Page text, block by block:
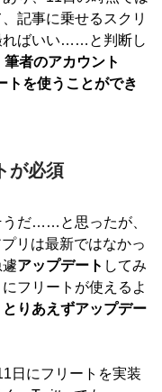
記事に乗せるスクリ
ればいい……と判断し
筆者のアカウント
トを使うことができ
が必須
だ……と思ったが、
リは最新ではなかっ
アップデート してみ
フリートが使えるよ
とりあえずアップデー
日にフリートを実装